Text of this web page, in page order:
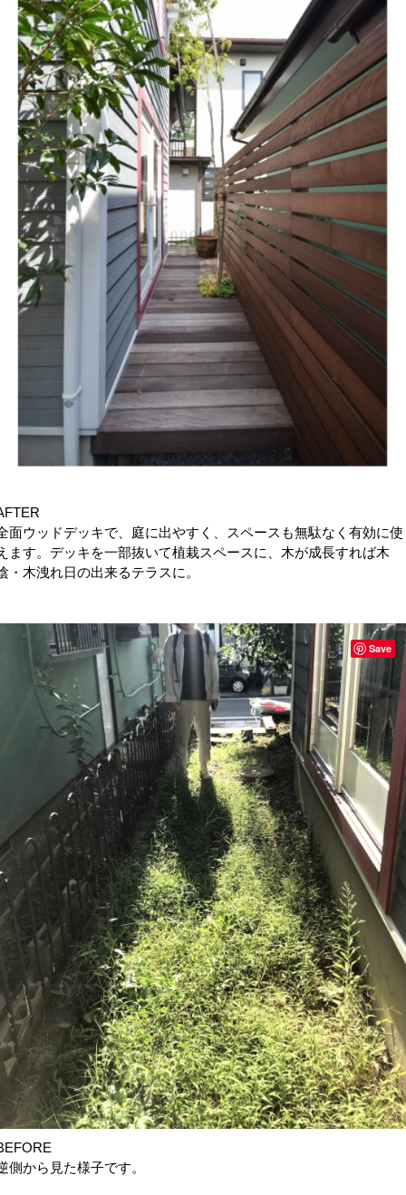
面ウッドデッキで、庭に出やすく、スペースも無駄なく有効に使
ます。デッキを一部抜いて植栽スペースに、木が成長すれば木
・木洩れ日の出来るテラスに。
側から見た様子です。
Save